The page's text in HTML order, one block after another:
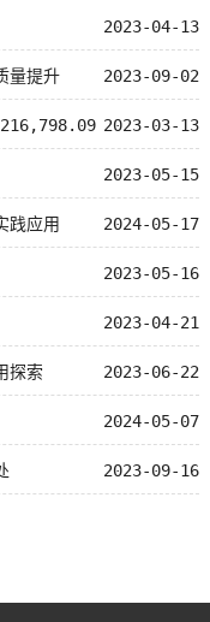
2023-04-13
2023-09-02
量提升
2023-03-13
2023-05-15
2024-05-17
践应用
2023-05-16
2023-04-21
2023-06-22
探索
2024-05-07
2023-09-16